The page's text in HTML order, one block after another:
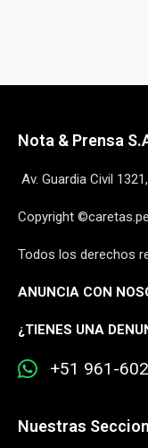
Nota & Prensa
Av. Guardia Civil
Copyright
Todos los derechos
ANUNCIA CON
¿TIENES UNA
+51 961-
Nuestras